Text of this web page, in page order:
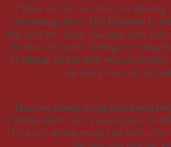
– “Theo tài liệu sưu tầm, có khoảng
còn mang tên ra Tiết Hoa hay là
đến mới nở, vùng nào lạnh sớm hoa
thì hoa nở muộn. Giống cúc vàng
Ở những xứ ấm trời, hoa cỏ nở
chỉ riêng hoa Cúc là
– Hoa cúc tượng trưng cho tháng
ý nghĩa niềm vui và hạnh phúc, là
Hoa cúc tượng trưng cho một